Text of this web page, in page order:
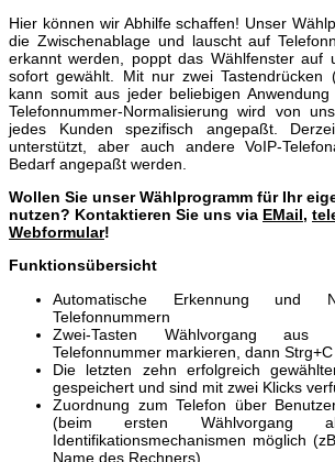
Hier können wir Abhilfe schaffen! Unser
die Zwischenablage und lauscht auf
erkannt werden, poppt das Wählfenster auf
sofort gewählt. Mit nur zwei Tastendrücken
kann somit aus jeder beliebigen
Telefonnummer-Normalisierung wird von
jedes Kunden spezifisch angepaßt.
unterstützt, aber auch andere VoIP-
Bedarf angepaßt werden.
Wollen Sie unser Wählprogramm für Ihr
nutzen? Kontaktieren Sie uns via EMail,
Webformular!
Funktionsübersicht
Automatische Erkennung und
Telefonnummern
Zwei-Tasten Wählvorgang aus
Telefonnummer markieren, dann
Die letzten zehn erfolgreich
gespeichert und sind mit zwei Klicks
Zuordnung zum Telefon über
(beim ersten Wählvorgang
Identifikationsmechanismen möglich
Name des Rechners)